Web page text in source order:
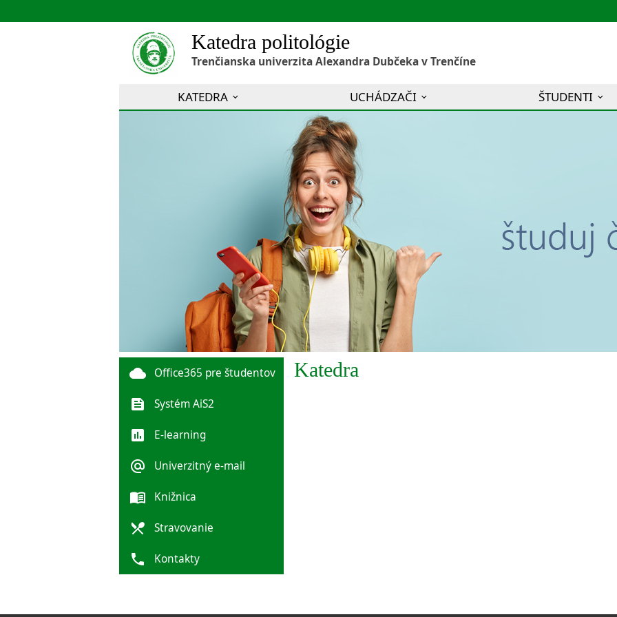
Katedra politológie
Trenčianska univerzita Alexandra Dubčeka v Trenčíne
KATEDRA UCHÁDZAČI ŠTUDENTI
Katedra
cloud Office365 pre študentov
feed Systém AiS2
poll E-learning
alternate_email Univerzitný e-mail
menu_book Knižnica
local_dining Stravovanie
phone Kontakty